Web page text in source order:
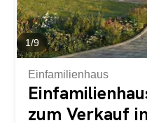
1/9
Einfamilienhaus
zum Verkauf